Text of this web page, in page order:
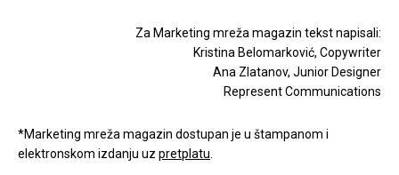
Za Marketing mreža magazin tekst napisali:
Kristina Belomarković, Copywriter
Ana Zlatanov, Junior Designer
Represent Communications
*Marketing mreža magazin dostupan je u štampanom i
elektronskom izdanju uz pretplatu